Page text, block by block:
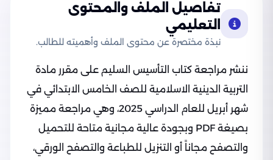
تفاصيل الملف والمحتوى
التعليمي
نبذة مختصرة عن محتوى الملف وأهميته للطالب.
ننشر مراجعة كتاب التأسيس السليم على مقرر مادة
التربية الدينية الاسلامية للصف الخامس الابتدائي في
شهر أبريل للعام الدراسي 2025، وهي مراجعة مميزة
بصيغة PDF وبجودة عالية مجانية متاحة للتحميل
والتصفح مجاناً أو التنزيل للطباعة والتصفح الورقي،